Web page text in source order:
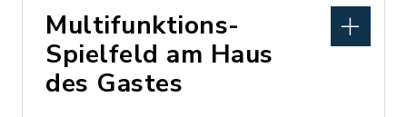
Multifunktions-
Spielfeld am Haus
des Gastes